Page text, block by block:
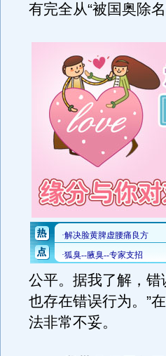
有完全从“被国奥除
公平。据我了解，
也存在错误行为。”
法非常不妥。